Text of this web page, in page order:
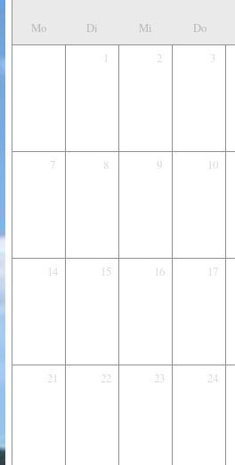
Mo Di Mi Do
1
2 3
7 8 9 10
14 15 16 17
21 22 23 24